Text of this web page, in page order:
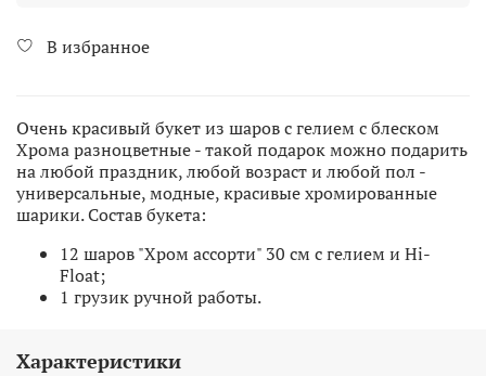
В избранное
Очень красивый букет из шаров с гелием с блеском
Хрома разноцветные - такой подарок можно подарить
на любой праздник, любой возраст и любой пол -
универсальные, модные, красивые хромированные
шарики. Состав букета:
12 шаров "Хром ассорти" 30 см с гелием и Hi-
Float;
1 грузик ручной работы.
Характеристики